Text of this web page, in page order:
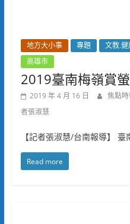
地方大小事 專題 文教.健
高雄市
2019臺南梅嶺賞
2019 年 4 月 16 日 焦點時
者張淑慧
【記者張淑慧/台南報導】 臺
Read more